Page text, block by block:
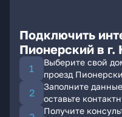
Подключить
Пионерский в г.
Выберите свой
проезд
Заполните
оставьте
Получите